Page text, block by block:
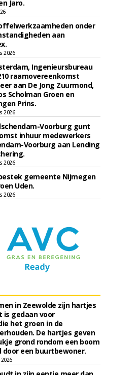
Jaro.
onder
aan
2026
Ingenieursbureau
raamovereenkomst
aan De Jong Zuurmond,
Scholman Groen en
Prins.
2026
Voorburg gunt
inhuur medewerkers
Voorburg aan Lending
2026
gemeente Nijmegen
Uden.
2026
in Zeewolde zijn hartjes
is gedaan voor
het groen in de
De hartjes geven
grond rondom een boom
een buurtbewoner.